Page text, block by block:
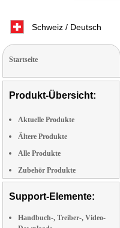
Schweiz / Deutsch
Startseite
Produkt-Übersicht:
Aktuelle Produkte
Ältere Produkte
Alle Produkte
Zubehör Produkte
Support-Elemente:
Handbuch-, Treiber-, Video-